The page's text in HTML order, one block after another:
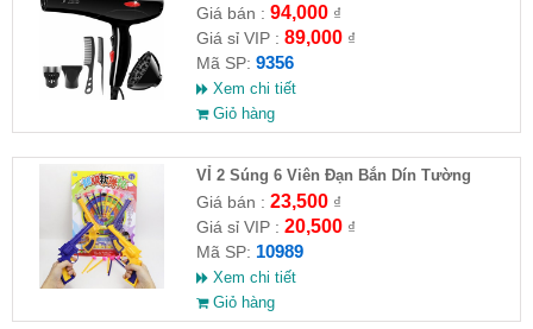
Giá bán : 94,000₫
Giá sỉ VIP : 89,000₫
Mã SP: 9356
Xem chi tiết
Giỏ hàng
VỈ 2 Súng 6 Viên Đạn Bắn Dín Tường
Giá bán : 23,500₫
Giá sỉ VIP : 20,500₫
Mã SP: 10989
Xem chi tiết
Giỏ hàng